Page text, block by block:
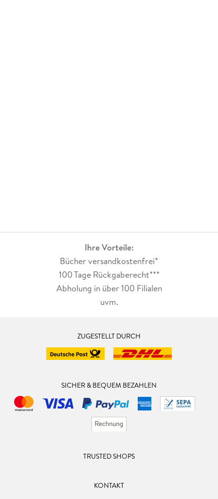
Ihre Vorteile:
Bücher versandkostenfrei*
100 Tage Rückgaberecht***
Abholung in über 100 Filialen
uvm.
ZUGESTELLT DURCH
SICHER & BEQUEM BEZAHLEN
TRUSTED SHOPS
KONTAKT